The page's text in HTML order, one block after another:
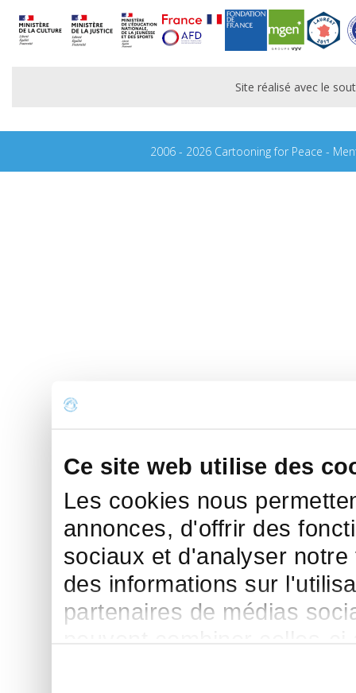
Ce site web utilise des
Les cookies nous
annonces, d'offrir des
sociaux et d'analyser
des informations sur
partenaires de médias
Site réalisé avec le
2006 - 2026 Cartooning for Peace -